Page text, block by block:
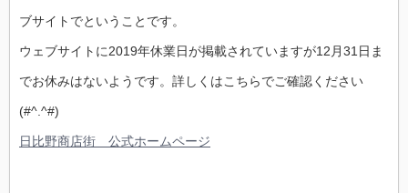
ブサイトでということです。
ウェブサイトに2019年休業日が掲載されていますが12月31日ま
でお休みはないようです。詳しくはこちらでご確認ください
(#^.^#)
日比野商店街 公式ホームページ